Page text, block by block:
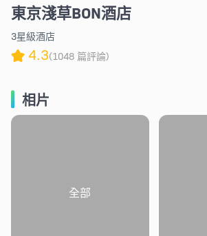
東京淺草BON酒店
3星級酒店
4.3(1048 篇評論)
相片
全部